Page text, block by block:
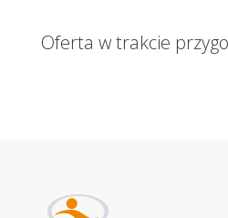
Oferta w trakcie